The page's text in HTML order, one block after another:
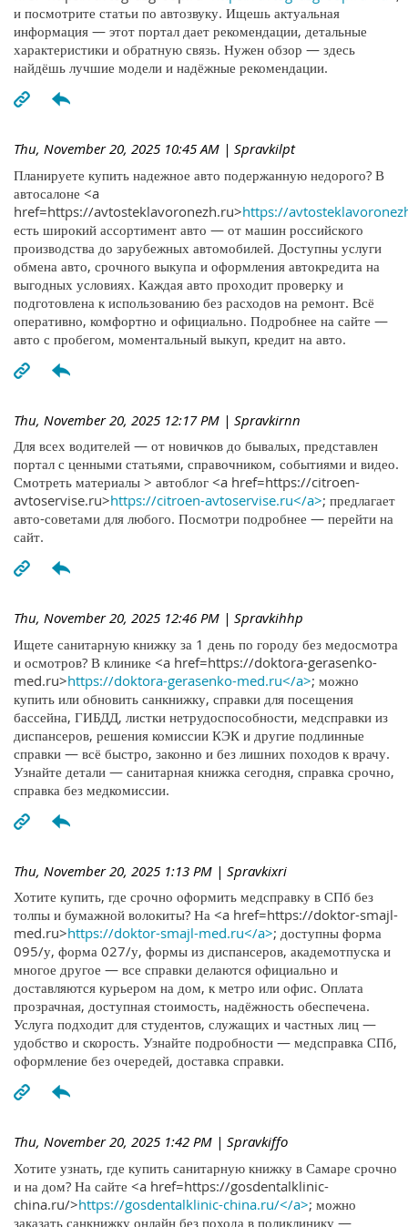
и посмотрите статьи по автозвуку. Ищешь актуальная
информация — этот портал дает рекомендации, детальные
характеристики и обратную связь. Нужен обзор — здесь
найдёшь лучшие модели и надёжные рекомендации.
Thu, November 20, 2025 10:45 AM | Spravkilpt
Планируете купить надежное авто подержанную недорого? В
автосалоне <a
href=https://avtosteklavoronezh.ru>https://
есть широкий ассортимент авто — от машин российского
производства до зарубежных автомобилей. Доступны услуги
обмена авто, срочного выкупа и оформления автокредита на
выгодных условиях. Каждая авто проходит проверку и
подготовлена к использованию без расходов на ремонт. Всё
оперативно, комфортно и официально. Подробнее на сайте —
авто с пробегом, моментальный выкуп, кредит на авто.
Thu, November 20, 2025 12:17 PM | Spravkirnn
Для всех водителей — от новичков до бывалых, представлен
портал с ценными статьями, справочником, событиями и видео.
Смотреть материалы > автоблог <a href=https://citroen-
avtoservise.ru>https://citroen-avtoservise.ru</a>; предлагает
авто-советами для любого. Посмотри подробнее — перейти на
сайт.
Thu, November 20, 2025 12:46 PM | Spravkihhp
Ищете санитарную книжку за 1 день по городу без медосмотра
и осмотров? В клинике <a href=https://doktora-gerasenko-
med.ru>https://doktora-gerasenko-med.ru</a>; можно
купить или обновить санкнижку, справки для посещения
бассейна, ГИБДД, листки нетрудоспособности, медсправки из
диспансеров, решения комиссии КЭК и другие подлинные
справки — всё быстро, законно и без лишних походов к врачу.
Узнайте детали — санитарная книжка сегодня, справка срочно,
справка без медкомиссии.
Thu, November 20, 2025 1:13 PM | Spravkixri
Хотите купить, где срочно оформить медсправку в СПб без
толпы и бумажной волокиты? На <a href=https://doktor-smajl-
med.ru>https://doktor-smajl-med.ru</a>; доступны форма
095/у, форма 027/у, формы из диспансеров, академотпуска и
многое другое — все справки делаются официально и
доставляются курьером на дом, к метро или офис. Оплата
прозрачная, доступная стоимость, надёжность обеспечена.
Услуга подходит для студентов, служащих и частных лиц —
удобство и скорость. Узнайте подробности — медсправка СПб,
оформление без очередей, доставка справки.
Thu, November 20, 2025 1:42 PM | Spravkiffo
Хотите узнать, где купить санитарную книжку в Самаре срочно
и на дом? На сайте <a href=https://gosdentalklinic-
china.ru/>https://gosdentalklinic-china.ru/</a>; можно
заказать санкнижку онлайн без похода в поликлинику —